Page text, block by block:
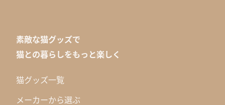
素敵な猫グッズで
猫との暮らしをもっと楽しく
猫グッズ一覧
メーカーから選ぶ